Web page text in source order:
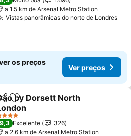
a 1.5 km de Arsenal Metro Station
Vistas panorâmicas do norte de Londres
os preços
Ver preços
Adicionar aos favoritos
by Dorsett North
preços
Estrelas
9,3 Excelente
326
a 2.6 km de Arsenal Metro Station